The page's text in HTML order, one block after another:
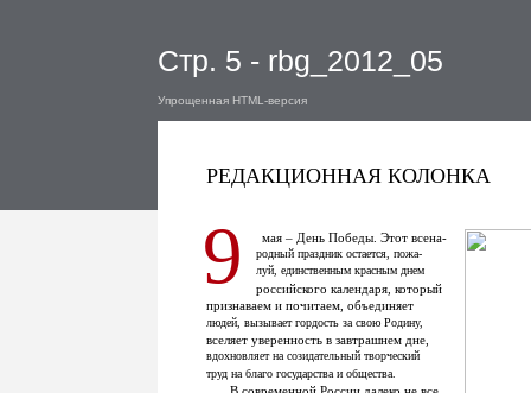
Стр. 5 - rbg_2012_05
Упрощенная HTML-версия
мая – День Победы. Этот всена-
родный праздник остается, пожа-
луй, единственным красным днем
российского календаря, который
признаваем и почитаем, объединяет
людей, вызывает гордость за свою Родину,
вселяет уверенность в завтрашнем дне,
вдохновляет на созидательный творческий
труд на благо государства и общества.
РЕДАКЦИОННАЯ КОЛОНКА
9